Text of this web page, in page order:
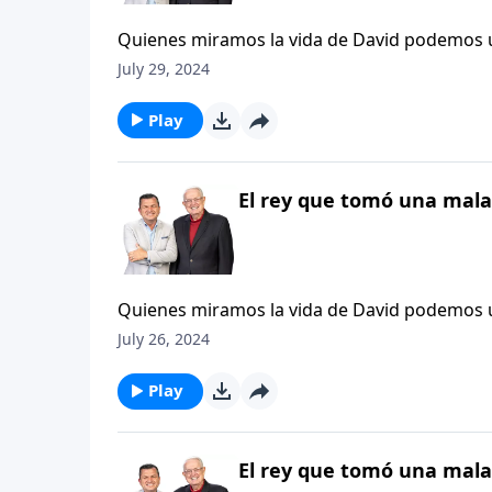
Quienes miramos la vida de David
experiencia con Betsabé. Algunos podrían
valientes. Sin embargo, buscamos la
posteriores a su pecado, se destacan como
NTV).
July 29, 2024
Play
El rey que tomó una
Quienes miramos la vida de David
experiencia con Betsabé. Algunos podrían
valientes. Sin embargo, buscamos la
posteriores a su pecado, se destacan como
NTV).
July 26, 2024
Play
El rey que tomó una